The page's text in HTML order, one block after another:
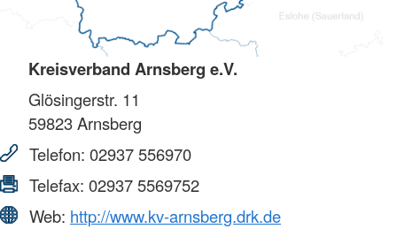
Kreisverband Arnsberg e.V.
Glösingerstr. 11
59823Arnsberg
Telefon: 02937 556970
Telefax: 02937 5569752
Web: http://www.kv-arnsberg.drk.de